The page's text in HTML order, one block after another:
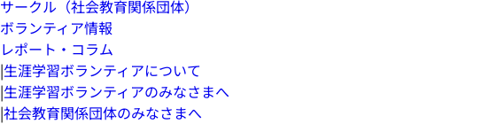
サークル（社会教育関係団体）
ボランティア情報
レポート・コラム
|生涯学習ボランティアについて
|生涯学習ボランティアのみなさまへ
|社会教育関係団体のみなさまへ